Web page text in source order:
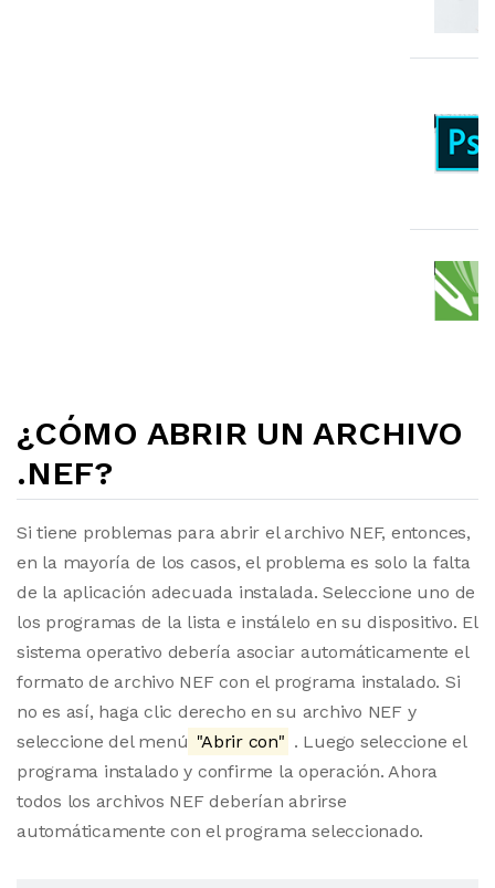
¿CÓMO ABRIR UN ARCHIVO
.NEF?
Si tiene problemas para abrir el archivo NEF, entonces,
en la mayoría de los casos, el problema es solo la falta
de la aplicación adecuada instalada. Seleccione uno de
los programas de la lista e instálelo en su dispositivo. El
sistema operativo debería asociar automáticamente el
formato de archivo NEF con el programa instalado. Si
no es así, haga clic derecho en su archivo NEF y
seleccione del menú "Abrir con" . Luego seleccione el
programa instalado y confirme la operación. Ahora
todos los archivos NEF deberían abrirse
automáticamente con el programa seleccionado.